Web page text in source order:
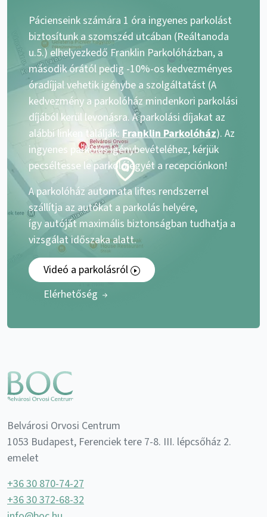
Pácienseink számára 1 óra ingyenes parkolást
biztosítunk a szomszéd utcában (Reáltanoda
u.5.) elhelyezkedő Franklin Parkolóházban, a
második órától pedig -10%-os kedvezményes
óradíjjal vehetik igénybe a szolgáltatást (A
kedvezmény a parkolóház mindenkori parkolási
díjából kerül levonásra. A parkolási díjakat az
alábbi linken találják: Franklin Parkolóház). Az
ingyenes parkolás igénybevételéhez, kérjük
pecséltesse le parkolójegyét a recepciónkon!
A parkolóház automata liftes rendszerrel
szállítja az autókat a parkolás helyére,
így autóját maximális biztonságban tudhatja a
vizsgálat időszaka alatt.
Videó a parkolásról
Elérhetőség
Belvárosi Orvosi Centrum
1053 Budapest, Ferenciek tere 7-8. III. lépcsőház 2.
emelet
+36 30 870-74-27
+36 30 372-68-32